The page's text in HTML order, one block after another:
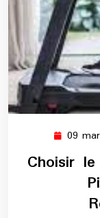
09
Choisir